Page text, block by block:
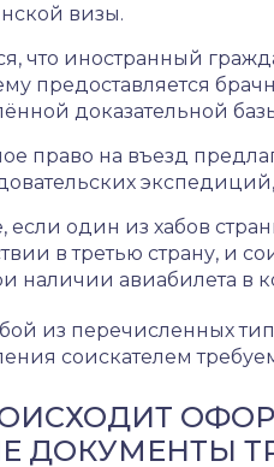
визы.
что иностранный
предоставляется
доказательной
право на въезд
если один из хабов
в третью страну, и
наличии авиабилета в
из перечисленных
соискателем
ДОКУМЕНТЫ